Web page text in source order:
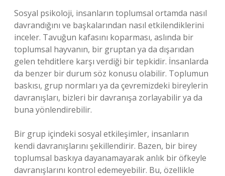
Sosyal psikoloji, insanların toplumsal ortamda nasıl
davrandığını ve başkalarından nasıl etkilendiklerini
inceler. Tavuğun kafasını koparması, aslında bir
toplumsal hayvanın, bir gruptan ya da dışarıdan
gelen tehditlere karşı verdiği bir tepkidir. İnsanlarda
da benzer bir durum söz konusu olabilir. Toplumun
baskısı, grup normları ya da çevremizdeki bireylerin
davranışları, bizleri bir davranışa zorlayabilir ya da
buna yönlendirebilir.
Bir grup içindeki sosyal etkileşimler, insanların
kendi davranışlarını şekillendirir. Bazen, bir birey
toplumsal baskıya dayanamayarak anlık bir öfkeyle
davranışlarını kontrol edemeyebilir. Bu, özellikle